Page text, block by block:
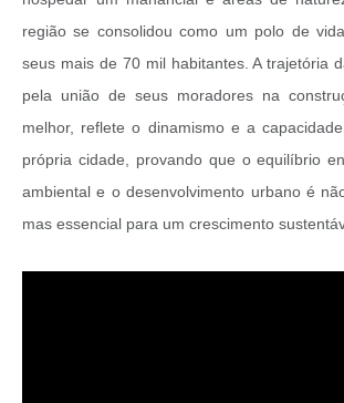
região se consolidou como um polo de
seus mais de 70 mil habitantes. A trajetória
pela união de seus moradores na
melhor, reflete o dinamismo e a
própria cidade, provando que o equilíbrio
ambiental e o desenvolvimento urbano é
mas essencial para um crescimento